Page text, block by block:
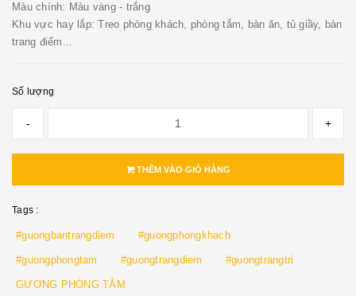
Màu chính: Màu vàng - trắng
Khu vực hay lắp: Treo phòng khách, phòng tắm, bàn ăn, tủ giầy, bàn
trang điểm...
Số lượng
- +
THÊM VÀO GIỎ HÀNG
Tags :
#guongbantrangdiem #guongphongkhach
#guongphongtam #guongtrangdiem #guongtrangtri
GƯƠNG PHÒNG TẮM